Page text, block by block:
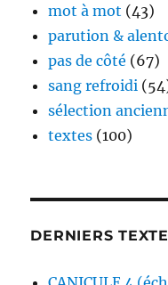
mot à mot (43)
parution &
pas de côté (67)
sang refroidi
sélection
textes (100)
DERNIERS